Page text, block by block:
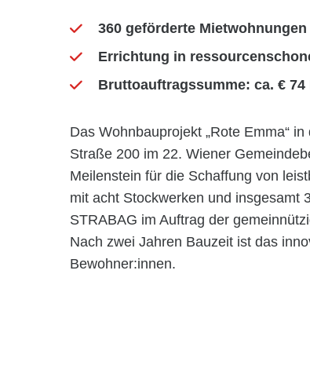
360 geförderte
Errichtung in
Bruttoauftragssumme: ca. € 74
Das Wohnbauprojekt „Rote Emma“
Straße 200 im 22. Wiener
Meilenstein für die Schaffung von
mit acht Stockwerken und insgesamt
STRABAG im Auftrag der
Nach zwei Jahren Bauzeit ist das
Bewohner:innen.